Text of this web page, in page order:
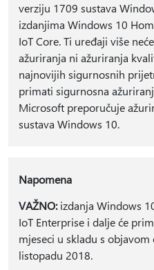
verziju 1709 sustava
izdanjima Windows 10
IoT Core. Ti uređaji više
ažuriranja ni ažuriranja
najnovijih sigurnosnih
primati sigurnosna
Microsoft preporučuje
sustava Windows 10.
Napomena
VAŽNO:izdanja Windows
IoT Enterprise i dalje će
mjeseci u skladu s
listopadu 2018.